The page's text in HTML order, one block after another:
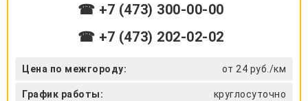
☎ +7 (473) 300-00-00
☎ +7 (473) 202-02-02
Цена по межгороду: от 24 руб./км
График работы: круглосуточно